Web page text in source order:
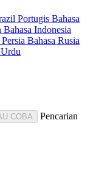
Portugis Bahasa
Bahasa Indonesia
Bahasa Rusia
COBA
Pencarian